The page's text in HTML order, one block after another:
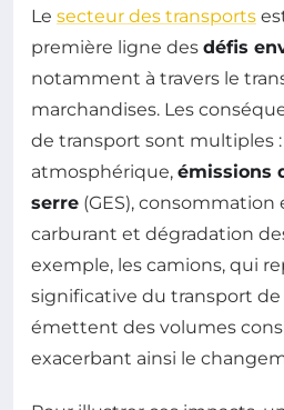
Le secteur des transports
première ligne des défis
notamment à travers le
marchandises. Les
de transport sont multiples
atmosphérique, émissions
serre (GES), consommation
carburant et dégradation
exemple, les camions, qui
significative du transport de
émettent des volumes
exacerbant ainsi le